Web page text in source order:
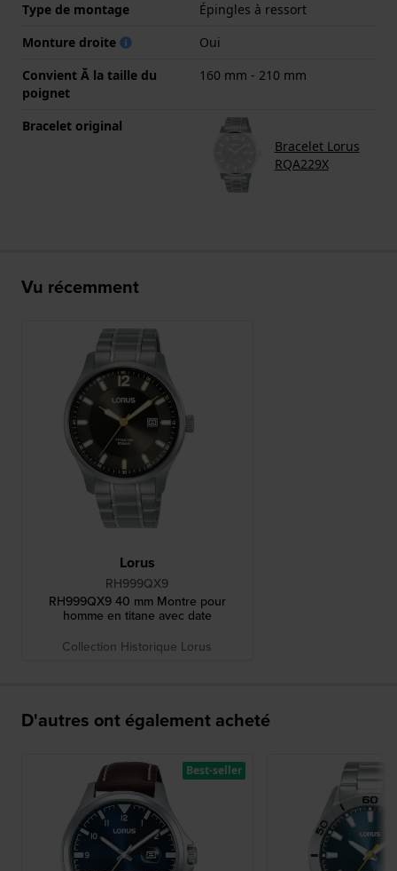
Type de montage
Épingles à ressort
Monture droite
Oui
Convient Ă la taille du
poignet
160 mm - 210 mm
Bracelet original
Bracelet Lorus
RQA229X
Vu récemment
Lorus
RH999QX9
RH999QX9 40 mm Montre pour
homme en titane avec date
Collection Historique Lorus
D'autres ont également acheté
Best-seller